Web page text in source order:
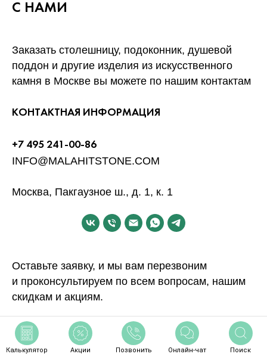
Калькулятор Акции Позвонить Онлайн-чат Поиск
С НАМИ
Заказать столешницу, подоконник, душевой
поддон и другие изделия из искусственного
камня в Москве вы можете по нашим контактам
КОНТАКТНАЯ ИНФОРМАЦИЯ
+7 495 241-00-86
INFO@MALAHITSTONE.COM
Москва, Пакгаузное ш., д. 1, к. 1
Оставьте заявку, и мы вам перезвоним
и проконсультируем по всем вопросам, нашим
скидкам и акциям.